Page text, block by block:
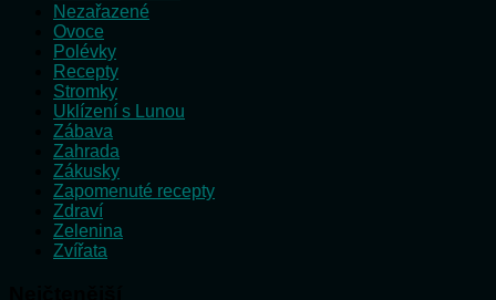
Nezařazené
Ovoce
Polévky
Recepty
Stromky
Uklízení s Lunou
Zábava
Zahrada
Zákusky
Zapomenuté recepty
Zdraví
Zelenina
Zvířata